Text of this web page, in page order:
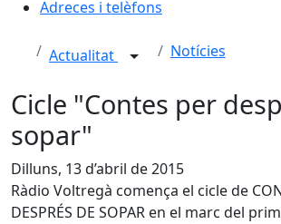
Adreces i telèfons
Actualitat Notícies
Cicle "Contes per
sopar"
Dilluns, 13 d’abril de 2015
Ràdio Voltregà comença el cicle de
DESPRÉS DE SOPAR en el marc del